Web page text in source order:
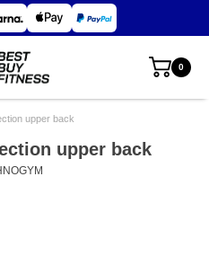
0
upper back
upper back